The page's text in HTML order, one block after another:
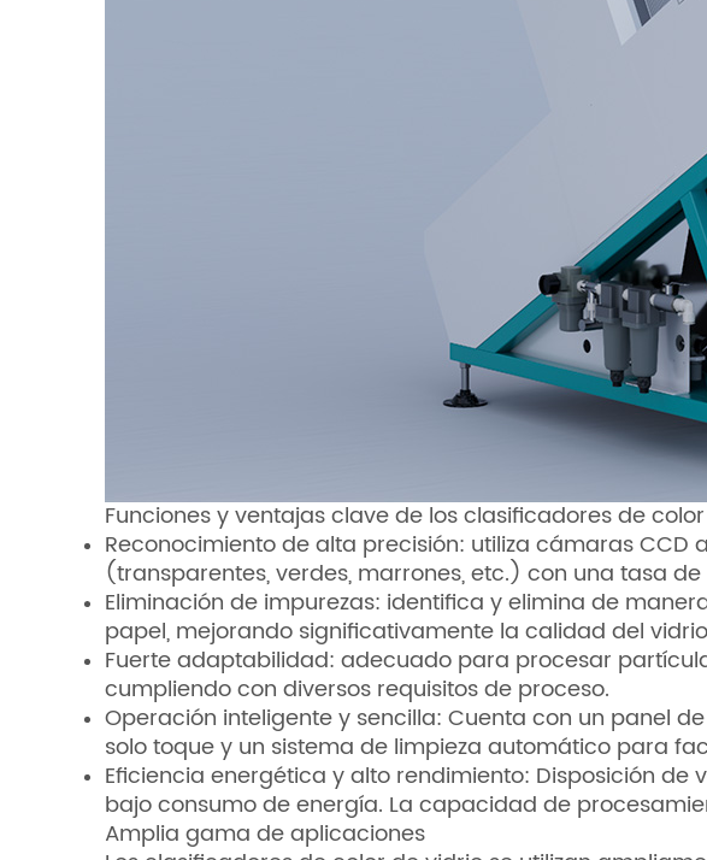
Funciones y ventajas clave de los clasificadores de
Reconocimiento de alta precisión: utiliza cámaras
(transparentes, verdes, marrones, etc.) con una tasa de
Eliminación de impurezas: identifica y elimina de
papel, mejorando significativamente la calidad del
Fuerte adaptabilidad: adecuado para procesar
cumpliendo con diversos requisitos de proceso.
Operación inteligente y sencilla: Cuenta con un panel
solo toque y un sistema de limpieza automático para
Eficiencia energética y alto rendimiento: Disposición
bajo consumo de energía. La capacidad de
Amplia gama de aplicaciones